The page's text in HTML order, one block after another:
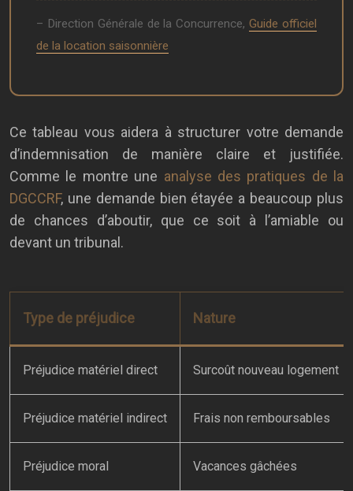
– Direction Générale de la Concurrence,Guide officiel
de la location saisonnière
Ce tableau vous aidera à structurer votre demande
d’indemnisation de manière claire et justifiée.
Comme le montre une analyse des pratiques de la
DGCCRF, une demande bien étayée a beaucoup plus
de chances d’aboutir, que ce soit à l’amiable ou
devant un tribunal.
Type de préjudice Nature
Préjudice matériel direct Surcoût nouveau logement
Préjudice matériel indirect Frais non remboursables
Préjudice moral Vacances gâchées